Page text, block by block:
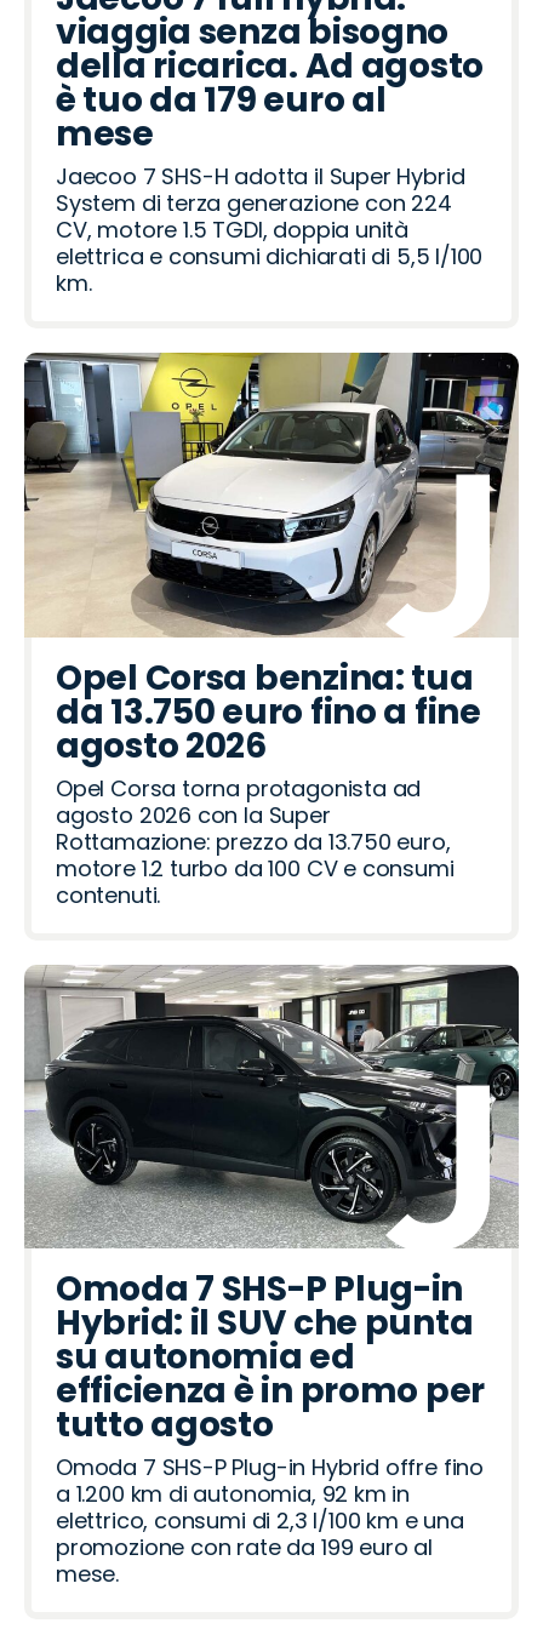
a
R
o
v
e
r
i
a
o
o
o
ë
n
a
a
e
o
t
R
o
m
e
o
t
h
d
a
i
viaggia senza bisogno
della ricarica. Ad agosto
è tuo da 179 euro al
mese
Jaecoo 7 SHS-H adotta il Super Hybrid
System di terza generazione con 224
CV, motore 1.5 TGDI, doppia unità
elettrica e consumi dichiarati di 5,5 l/100
km.
Opel Corsa benzina: tua
da 13.750 euro fino a fine
agosto 2026
Opel Corsa torna protagonista ad
agosto 2026 con la Super
Rottamazione: prezzo da 13.750 euro,
motore 1.2 turbo da 100 CV e consumi
contenuti.
Omoda 7 SHS-P Plug-in
Hybrid: il SUV che punta
su autonomia ed
efficienza è in promo per
tutto agosto
Omoda 7 SHS-P Plug-in Hybrid offre fino
a 1.200 km di autonomia, 92 km in
elettrico, consumi di 2,3 l/100 km e una
promozione con rate da 199 euro al
mese.